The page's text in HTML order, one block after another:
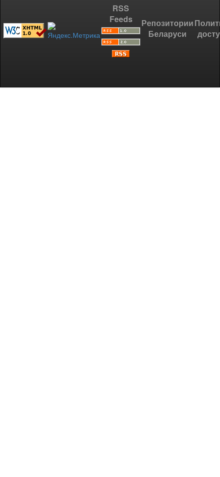
RSS
Feeds
Репозитории
Беларуси